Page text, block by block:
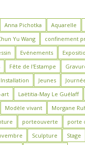
Anna Pichotka Aquarelle
Yu Wang
confinement
Evénements
Fête de l'Estampe
Installation Jeunes
art Laëtitia-May Le Guélaff
Modèle vivant
Morgane
porteouverte
porte
Sculpture Stage